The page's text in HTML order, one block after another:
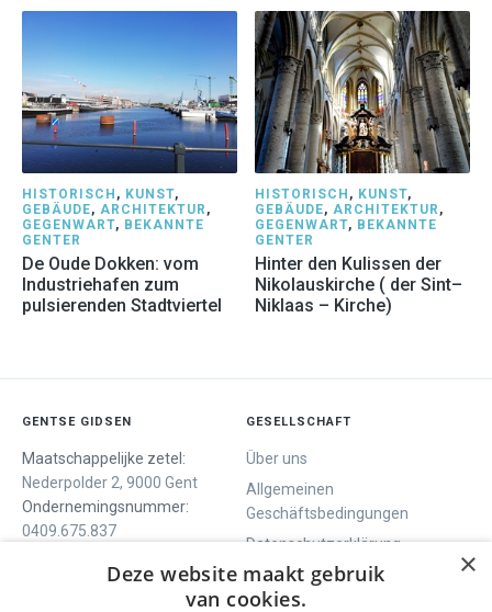
HISTORISCH , KUNST,
GEBÄUDE, ARCHITEKTUR ,
GEGENWART, BEKANNTE
GENTER
De Oude Dokken: vom
Industriehafen zum
pulsierenden Stadtviertel
HISTORISCH , KUNST,
GEBÄUDE, ARCHITEKTUR ,
GEGENWART, BEKANNTE
GENTER
Hinter den Kulissen der
Nikolauskirche ( der Sint–
Niklaas – Kirche)
GENTSE GIDSEN
Maatschappelijke zetel:
Nederpolder 2, 9000 Gent
Ondernemingsnummer:
0409.675.837
GESELLSCHAFT
Über uns
Allgemeinen
Geschäftsbedingungen
Datenschutzerklärung
Contact
×
Deze website maakt gebruik
van cookies.